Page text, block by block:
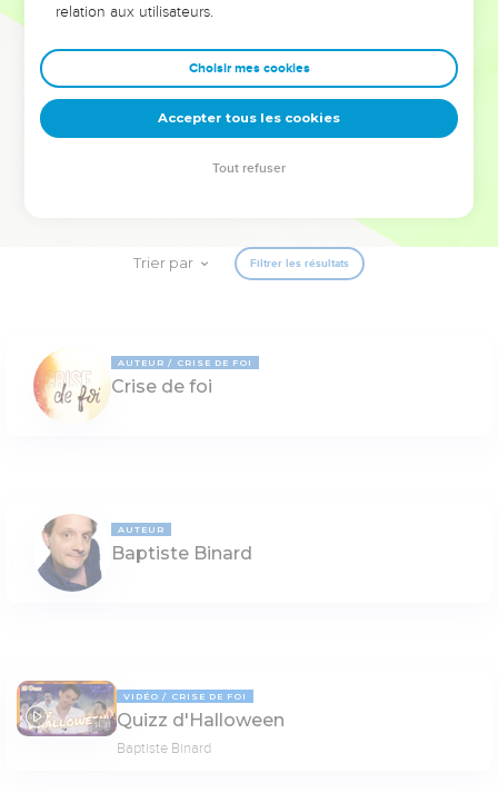
Dans cette conférence, leaders, entrepreneurs, et responsables
clés pour avancer avec plus de sagesse afin que leurs erreurs
deviennent vos tremplins. Que vous guidiez un ministère, une
équipe, un groupe ou une famille, leur expérience est faite
pour vous.
Trier par Filtrer les résultats
AUTEUR CRISE DE FOI
Crise de foi
AUTEUR
Baptiste Binard
14:31
VIDÉO CRISE DE FOI
Quizz d'Halloween
Baptiste Binard
relation aux utilisateurs.
Choisir mes cookies
Accepter tous les cookies
Tout refuser